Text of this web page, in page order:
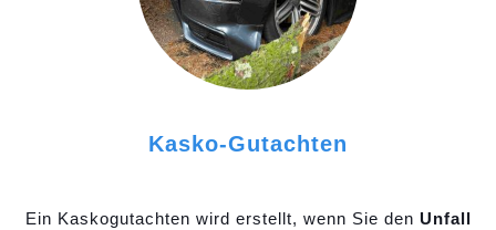
Kasko-Gutachten
Ein Kaskogutachten wird erstellt, wenn Sie den Unfall